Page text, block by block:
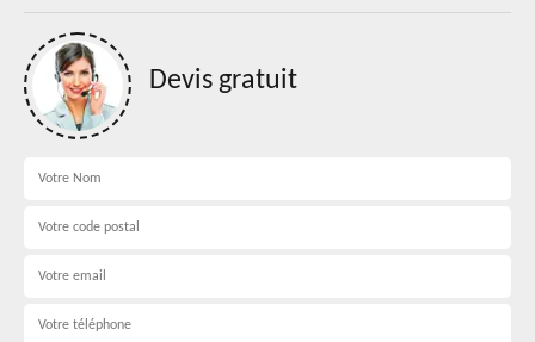
Devis gratuit